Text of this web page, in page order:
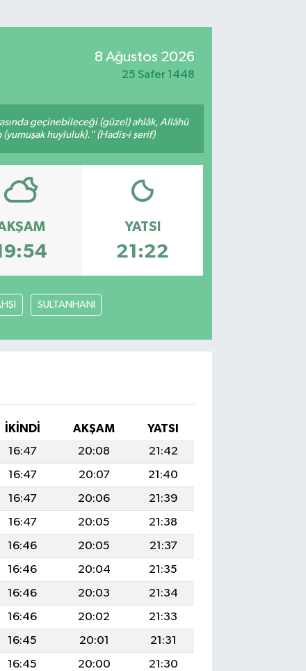
8 Ağustos 2026
25 Safer 1448
geçinebileceği (güzel) ahlâk, Allâhü
huyluluk)." (Hadis-i şerif)
YATSI
21:22
SULTANHANI
İKINDI AKŞAM
YATSI
16:47 20:08
21:42
16:47 20:07
21:40
16:47 20:06
21:39
16:47 20:05
21:38
16:46 20:05
21:37
16:46 20:04
21:35
16:46 20:03
21:34
16:46 20:02
21:33
16:45 20:01
21:31
16:45 20:00
21:30